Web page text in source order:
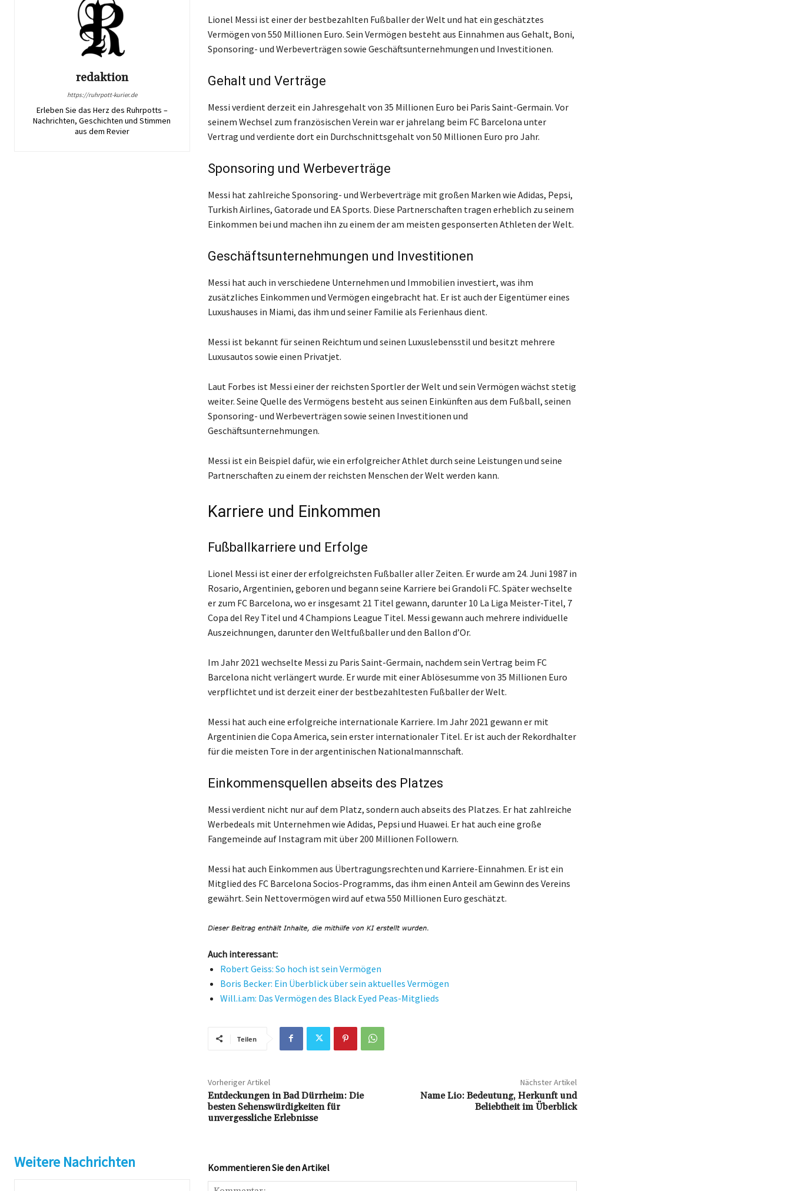
redaktion
https://ruhrpott-kurier.de
Erleben Sie das Herz des Ruhrpotts –
Nachrichten, Geschichten und Stimmen
aus dem Revier
Lionel Messi ist einer der bestbezahlten Fußballer der Welt und hat ein geschätztes
Vermögen von 550 Millionen Euro. Sein Vermögen besteht aus Einnahmen aus Gehalt, Boni,
Sponsoring- und Werbeverträgen sowie Geschäftsunternehmungen und Investitionen.
Gehalt und Verträge
Messi verdient derzeit ein Jahresgehalt von 35 Millionen Euro bei Paris Saint-Germain. Vor
seinem Wechsel zum französischen Verein war er jahrelang beim FC Barcelona unter
Vertrag und verdiente dort ein Durchschnittsgehalt von 50 Millionen Euro pro Jahr.
Sponsoring und Werbeverträge
Messi hat zahlreiche Sponsoring- und Werbeverträge mit großen Marken wie Adidas, Pepsi,
Turkish Airlines, Gatorade und EA Sports. Diese Partnerschaften tragen erheblich zu seinem
Einkommen bei und machen ihn zu einem der am meisten gesponserten Athleten der Welt.
Geschäftsunternehmungen und Investitionen
Messi hat auch in verschiedene Unternehmen und Immobilien investiert, was ihm
zusätzliches Einkommen und Vermögen eingebracht hat. Er ist auch der Eigentümer eines
Luxushauses in Miami, das ihm und seiner Familie als Ferienhaus dient.
Messi ist bekannt für seinen Reichtum und seinen Luxuslebensstil und besitzt mehrere
Luxusautos sowie einen Privatjet.
Laut Forbes ist Messi einer der reichsten Sportler der Welt und sein Vermögen wächst stetig
weiter. Seine Quelle des Vermögens besteht aus seinen Einkünften aus dem Fußball, seinen
Sponsoring- und Werbeverträgen sowie seinen Investitionen und
Geschäftsunternehmungen.
Messi ist ein Beispiel dafür, wie ein erfolgreicher Athlet durch seine Leistungen und seine
Partnerschaften zu einem der reichsten Menschen der Welt werden kann.
Karriere und Einkommen
Fußballkarriere und Erfolge
Lionel Messi ist einer der erfolgreichsten Fußballer aller Zeiten. Er wurde am 24. Juni 1987 in
Rosario, Argentinien, geboren und begann seine Karriere bei Grandoli FC. Später wechselte
er zum FC Barcelona, wo er insgesamt 21 Titel gewann, darunter 10 La Liga Meister-Titel, 7
Copa del Rey Titel und 4 Champions League Titel. Messi gewann auch mehrere individuelle
Auszeichnungen, darunter den Weltfußballer und den Ballon d’Or.
Im Jahr 2021 wechselte Messi zu Paris Saint-Germain, nachdem sein Vertrag beim FC
Barcelona nicht verlängert wurde. Er wurde mit einer Ablösesumme von 35 Millionen Euro
verpflichtet und ist derzeit einer der bestbezahltesten Fußballer der Welt.
Messi hat auch eine erfolgreiche internationale Karriere. Im Jahr 2021 gewann er mit
Argentinien die Copa America, sein erster internationaler Titel. Er ist auch der Rekordhalter
für die meisten Tore in der argentinischen Nationalmannschaft.
Einkommensquellen abseits des Platzes
Messi verdient nicht nur auf dem Platz, sondern auch abseits des Platzes. Er hat zahlreiche
Werbedeals mit Unternehmen wie Adidas, Pepsi und Huawei. Er hat auch eine große
Fangemeinde auf Instagram mit über 200 Millionen Followern.
Messi hat auch Einkommen aus Übertragungsrechten und Karriere-Einnahmen. Er ist ein
Mitglied des FC Barcelona Socios-Programms, das ihm einen Anteil am Gewinn des Vereins
gewährt. Sein Nettovermögen wird auf etwa 550 Millionen Euro geschätzt.
Auch interessant:
Robert Geiss: So hoch ist sein Vermögen
Boris Becker: Ein Überblick über sein aktuelles Vermögen
Will.i.am: Das Vermögen des Black Eyed Peas-Mitglieds
Teilen
Vorheriger Artikel
Entdeckungen in Bad Dürrheim: Die
besten Sehenswürdigkeiten für
unvergessliche Erlebnisse
Nächster Artikel
Name Lio: Bedeutung, Herkunft und
Beliebtheit im Überblick
Weitere Nachrichten Kommentieren Sie den Artikel